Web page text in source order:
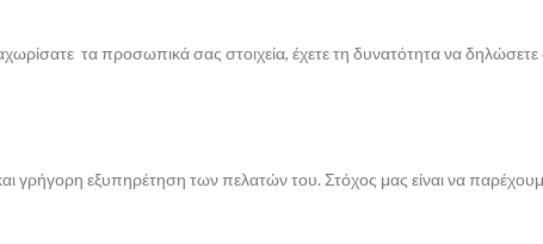
τα προσωπικά σας στοιχεία, έχετε τη δυνατότητα να
γρήγορη εξυπηρέτηση των πελατών του. Στόχος μας είναι να